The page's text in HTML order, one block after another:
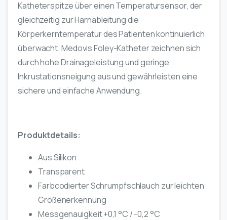
Katheterspitze über einen Temperatursensor, der
gleichzeitig zur Harnableitung die
Körperkerntemperatur des Patienten kontinuierlich
überwacht. Medovis Foley-Katheter zeichnen sich
durch hohe Drainageleistung und geringe
Inkrustationsneigung aus und gewährleisten eine
sichere und einfache Anwendung.
Produktdetails:
Aus Silikon
Transparent
Farbcodierter Schrumpfschlauch zur leichten
Größenerkennung
Messgenauigkeit +0,1 °C / -0,2 °C